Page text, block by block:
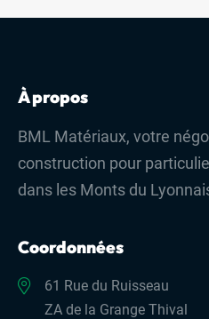
À propos
BML Matériaux, votre
construction pour
dans les Monts du
Coordonnées
61 Rue du Ruisseau
ZA de la Grange Thival